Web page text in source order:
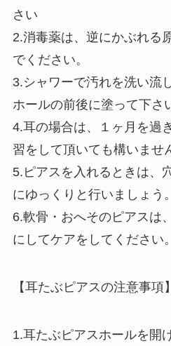
さい
2.消毒薬は、逆にかぶれる
でください。
3.シャワーで汚れを洗い流
ホールの前後に塗って下さ
4.耳の場合は、１ヶ月を過
習をして頂いても構いませ
5.ピアスを入れるときは、
にゆっくりと行いましょう。
6.軟骨・おへそのピアスは
にしてケアをしてください。
【耳たぶピアスの注意事項】
1.​耳たぶピアスホールを開